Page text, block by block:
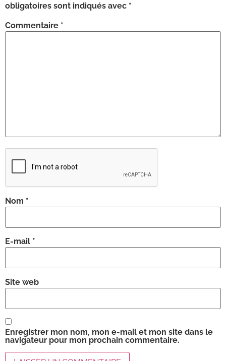
obligatoires sont indiqués avec *
Commentaire *
Nom *
E-mail *
Site web
Enregistrer mon nom, mon e-mail et mon site dans le
navigateur pour mon prochain commentaire.